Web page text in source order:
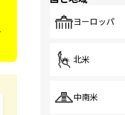
ヨーロッパ
北米
中南米